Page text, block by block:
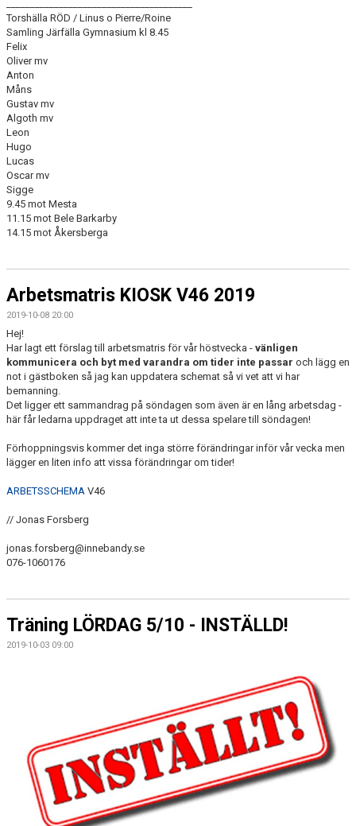
Torshälla RÖD / Linus o Pierre/Roine
Samling Järfälla Gymnasium kl 8.45
Felix
Oliver mv
Anton
Måns
Gustav mv
Algoth mv
Leon
Hugo
Lucas
Oscar mv
Sigge
9.45 mot Mesta
11.15 mot Bele Barkarby
14.15 mot Åkersberga
Arbetsmatris KIOSK V46 2019
2019-10-08 20:00
Hej!
Har lagt ett förslag till arbetsmatris för vår höstvecka - vänligen
kommunicera och byt med varandra om tider inte passar och lägg en
not i gästboken så jag kan uppdatera schemat så vi vet att vi har
bemanning.
Det ligger ett sammandrag på söndagen som även är en lång arbetsdag -
här får ledarna uppdraget att inte ta ut dessa spelare till söndagen!
Förhoppningsvis kommer det inga större förändringar inför vår vecka men
lägger en liten info att vissa förändringar om tider!
ARBETSSCHEMA V46
// Jonas Forsberg
jonas.forsberg@innebandy.se
076-1060176
Träning LÖRDAG 5/10 - INSTÄLLD!
2019-10-03 09:00